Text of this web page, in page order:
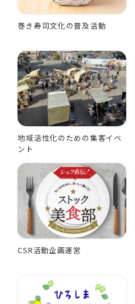
巻き寿司文化の普及活動
地域活性化のための集客イベ
ント
CSR活動企画運営